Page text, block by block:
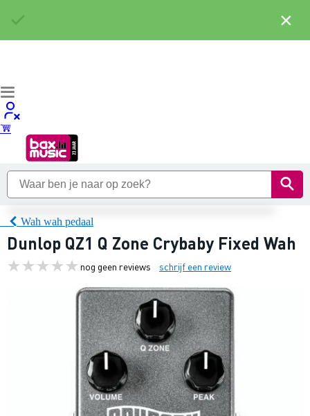
Wah wah pedaal
Dunlop QZ1 Q Zone Crybaby Fixed Wah
nog geen reviews schrijf een review
×